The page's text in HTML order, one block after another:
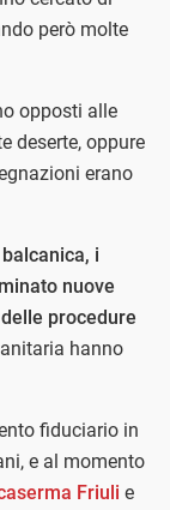
però molte
opposti alle
deserte, oppure
erano
i
nuove
procedure
hanno
fiduciario in
e al momento
Friuli e